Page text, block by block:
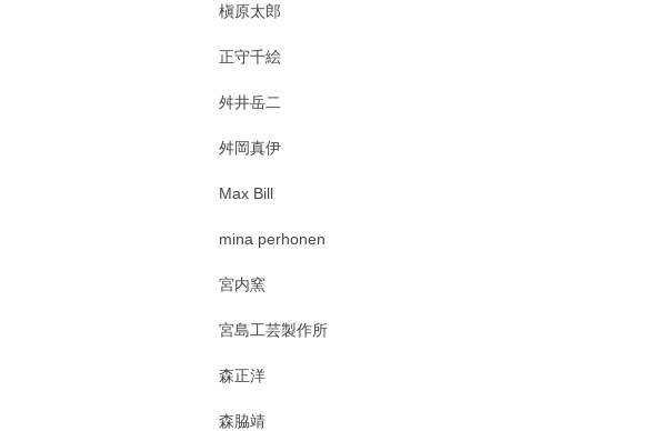
槇原太郎
正守千絵
舛井岳二
舛岡真伊
Max Bill
mina perhonen
宮内窯
宮島工芸製作所
森正洋
森脇靖